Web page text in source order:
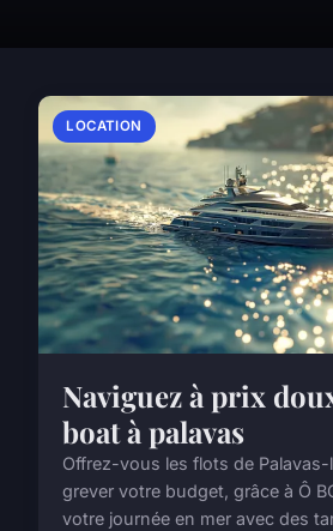
LOCATION
Naviguez à prix
boat à palavas
Offrez-vous les flots de
grever votre budget, grâce à Ô
votre journée en mer avec des